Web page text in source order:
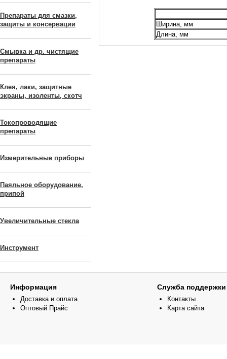
Препараты для смазки,
защиты и консервации
Смывка и др. чистящие
препараты
Клея, лаки, защитные
экраны, изоленты, скотч
Токопроводящие
препараты
Измерительные приборы
Паяльное оборудование,
припой
Увеличительные стекла
Инструмент
Ширина, мм
Длина, мм
Информация
Доставка и оплата
Оптовый Прайс
Служба поддержки
Контакты
Карта сайта